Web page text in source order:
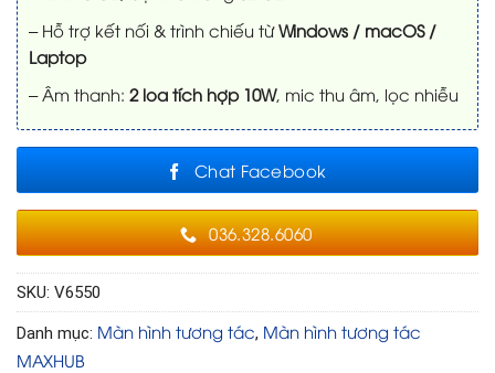
– Hỗ trợ kết nối & trình chiếu từWindows / macOS /
Laptop
– Âm thanh: 2 loa tích hợp 10W, mic thu âm, lọc nhiễu
Chat Facebook
036.328.6060
SKU: V6550
Danh mục: Màn hình tương tác, Màn hình tương tác
MAXHUB